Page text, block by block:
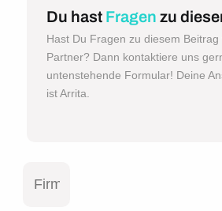
Du hast Fragen zu
Hast Du Fragen zu diesem
Partner? Dann kontaktiere uns
untenstehende Formular! Deine
ist Arrita.